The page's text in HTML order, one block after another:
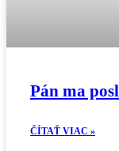
Pán ma
ČÍTAŤ VIAC »